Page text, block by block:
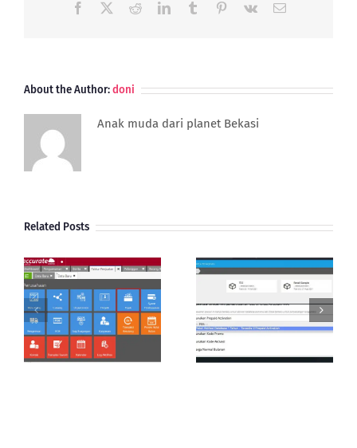
Jepang
Stabil
Facebook RedditLinkedInTumblr Pinterest
Vk Email
About the Author:doni
Anak muda dari planet Bekasi
Related Posts
Aktivasi Database
Accurate Online |
Reedem Kode
Prepaid
Cara Cek Status
Database Accurate